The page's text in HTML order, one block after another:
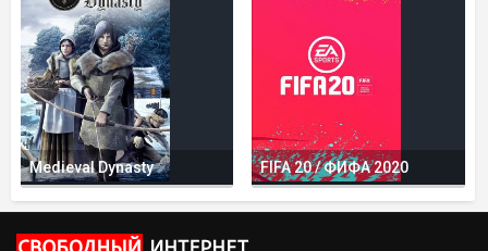
Medieval Dynasty FIFA 20 / ФИФА 2020